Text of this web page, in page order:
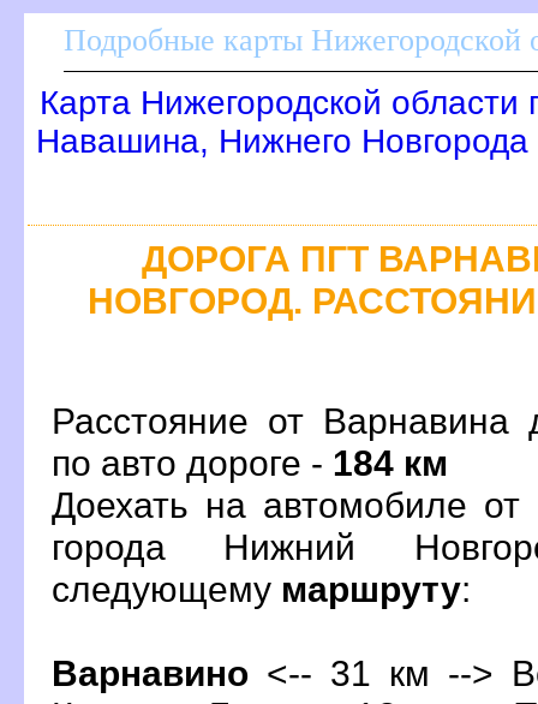
Подробные карты Нижегородской
Карта Нижегородской области
Навашина, Нижнего Новгорода
ДОРОГА ПГТ
НОВГОРОД.
Расстояние от Варнавина
по авто дороге - 184 км
Доехать на автомобиле
орода Нижний
следующему маршруту:
арнавино <-- 31 км -->